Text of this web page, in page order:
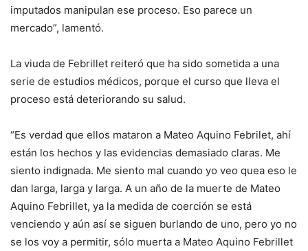
imputados manipulan ese proceso. Eso parece un
mercado”, lamentó.
La viuda de Febrillet reiteró que ha sido sometida a una
serie de estudios médicos, porque el curso que lleva el
proceso está deteriorando su salud.
“Es verdad que ellos mataron a Mateo Aquino Febrilet, ahí
están los hechos y las evidencias demasiado claras. Me
siento indignada. Me siento mal cuando yo veo quea eso le
dan larga, larga y larga. A un año de la muerte de Mateo
Aquino Febrillet, ya la medida de coerción se está
venciendo y aún así se siguen burlando de uno, pero yo no
se los voy a permitir, sólo muerta a Mateo Aquino Febrillet